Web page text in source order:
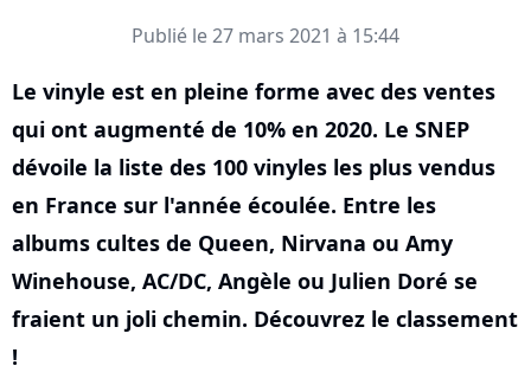
Publié le 27 mars 2021 à 15:44
Le vinyle est en pleine forme avec des ventes
qui ont augmenté de 10% en 2020. Le SNEP
dévoile la liste des 100 vinyles les plus vendus
en France sur l'année écoulée. Entre les
albums cultes de Queen, Nirvana ou Amy
Winehouse, AC/DC, Angèle ou Julien Doré se
fraient un joli chemin. Découvrez le classement
!